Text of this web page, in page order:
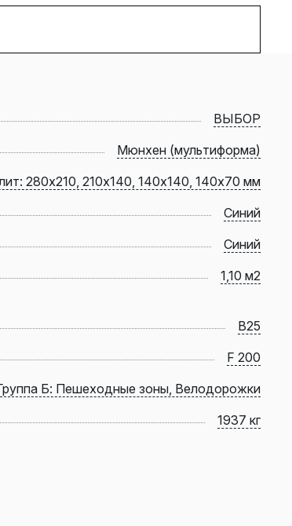
ВЫБОР
Мюнхен (мультиформа)
280х210, 210х140, 140х140, 140х70 мм
Синий
Синий
1,10 м2
B25
F 200
Б: Пешеходные зоны, Велодорожки
1937 кг